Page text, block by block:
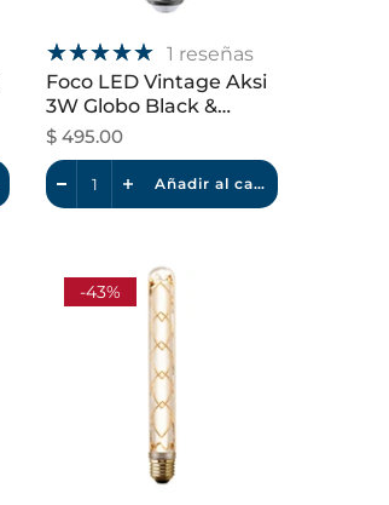
1 reseñas
Foco LED Vintage Aksi
3W Globo Black &
White Dimeable
$ 495.00
Añadir al carrito
-43%